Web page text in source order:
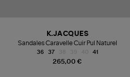
265,00 €
K.JACQUES
Sandales Caravelle Cuir Pul Naturel
36 37 41